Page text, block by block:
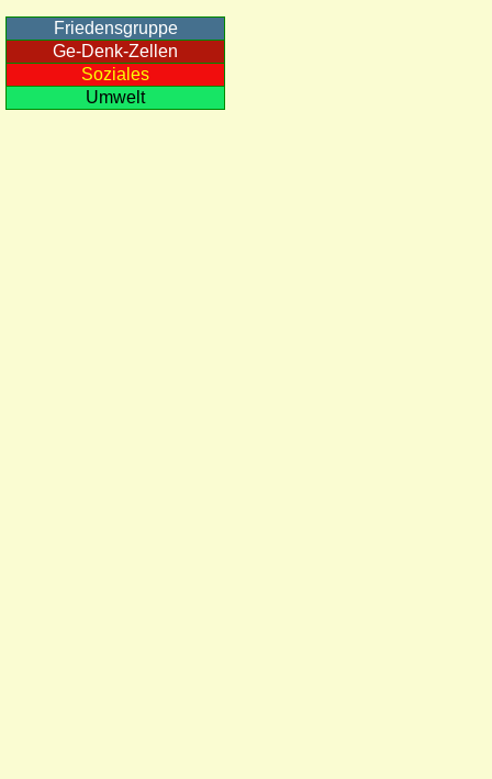
Friedensgruppe
Ge-Denk-Zellen
Soziales
Umwelt